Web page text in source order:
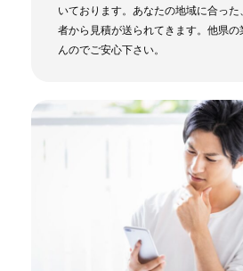
いております。あなたの地域に合っ
者から見積が送られてきます。他県
んのでご安心下さい。